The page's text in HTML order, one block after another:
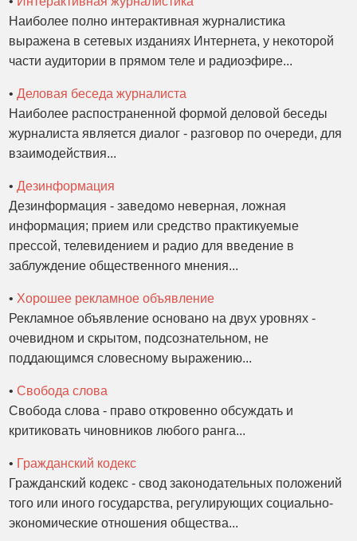
Наиболее полно интерактивная журналистика
выражена в сетевых изданиях Интернета, у некоторой
части аудитории в прямом теле и радиоэфире...
•Деловая беседа журналиста
Наиболее распостраненной формой деловой беседы
журналиста является диалог - разговор по очереди, для
взаимодействия...
•Дезинформация
Дезинформация - заведомо неверная, ложная
информация; прием или средство практикуемые
прессой, телевидением и радио для введение в
заблуждение общественного мнения...
• Хорошее рекламное объявление
Рекламное объявление основано на двух уровнях -
очевидном и скрытом, подсознательном, не
поддающимся словесному выражению...
•Свобода слова
Свобода слова - право откровенно обсуждать и
критиковать чиновников любого ранга...
• Гражданский кодекс
Гражданский кодекс - свод законодательных положений
того или иного государства, регулирующих социально-
экономические отношения общества...